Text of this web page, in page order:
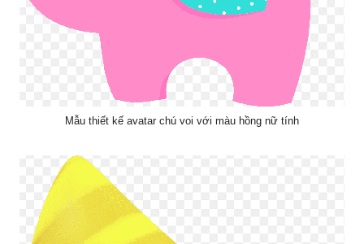
Mẫu thiết kế avatar chú voi với màu hồng nữ tính